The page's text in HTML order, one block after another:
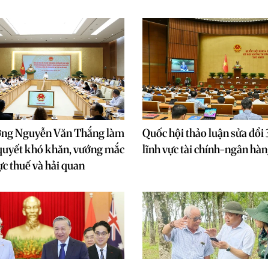
Nguyễn Văn Thắng làm
khó khăn, vướng mắc
thuế và hải quan
Quốc hội thảo luận sửa đổi
lĩnh vực tài chính-ngân